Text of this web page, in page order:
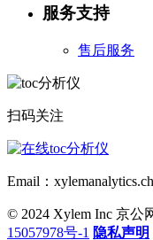
服务支持
售后服务
扫码关注
Email：
© 2024 Xylem Inc 京公
15057978号-1 隐私声明